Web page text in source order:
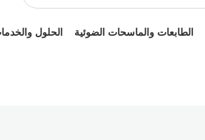
الطابعات والماسحات الضوئية الحلول